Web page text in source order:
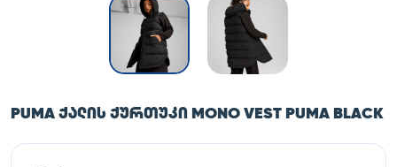
PUMA ᲥᲐᲚᲘᲡ ᲥᲣᲠᲗᲣᲙᲘ MONO VEST PUMA BLACK